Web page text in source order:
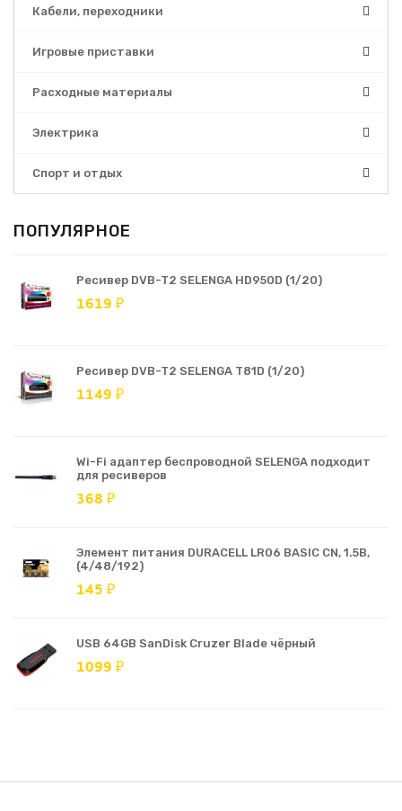
Кабели, переходники
Игровые приставки
Расходные материалы
Электрика
Спорт и отдых
ПОПУЛЯРНОЕ
Ресивер DVB-T2 SELENGA HD950D (1/20)
1619 ₽
Ресивер DVB-T2 SELENGA T81D (1/20)
1149 ₽
Wi-Fi адаптер беспроводной SELENGA подходит
для ресиверов
368 ₽
Элемент питания DURACELL LR06 BASIC CN, 1.5В,
(4/48/192)
145 ₽
USB 64GB SanDisk Cruzer Blade чёрный
1099 ₽